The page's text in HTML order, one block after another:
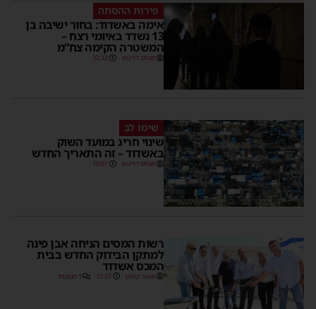
פירות ההסתה
אימה באשדוד: בחור ישיבה בן
13 נשדד באיומי רצח –
המשטרה הקימה צח”מ
מנחם דויטש 22:32
שימו לב
שינוי חריג במועד השוק
באשדוד – זה התאריך החדש
מנחם דויטש 16:07
רשות המסים הניחה אבן פינה
למתקן הבידוק החדש בבית
המכס אשדוד
משה קאהן 15:37 1 תגובות